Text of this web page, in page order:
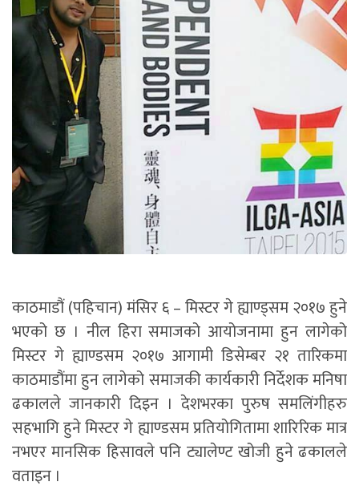
काठमाडौं (पहिचान) मंसिर ६ – मिस्टर गे ह्याण्ड्सम २०१७ हुने
भएको छ । नील हिरा समाजको आयोजनामा हुन लागेको
मिस्टर गे ह्याण्डसम २०१७ आगामी डिसेम्बर २१ तारिकमा
काठमाडौंमा हुन लागेको समाजकी कार्यकारी निर्देशक मनिषा
ढकालले जानकारी दिइन । देशभरका पुरुष समलिंगीहरु
सहभागि हुने मिस्टर गे ह्याण्डसम प्रतियोगितामा शारिरिक मात्र
नभएर मानसिक हिसावले पनि ट्यालेण्ट खोजी हुने ढकालले
वताइन ।